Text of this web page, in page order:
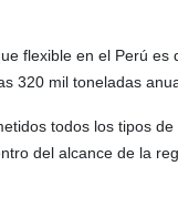
flexible en el Perú
320 mil toneladas
todos los tipos
del alcance de la